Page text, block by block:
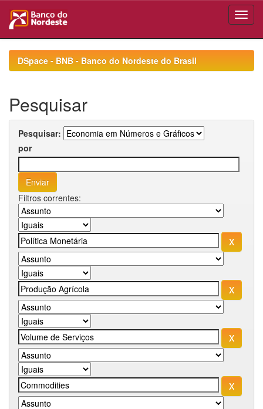
navigationDSpace - BNB - Banco do Nordeste do Brasil
Pesquisar
Pesquisar:
por
Filtros correntes: